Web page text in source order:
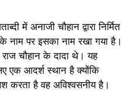
में अनाजी चौहान द्वारा निर्मित
पर इसका नाम रखा गया है।
राज चौहान के दादा थे। यह
एक आदर्श स्थान है क्योंकि
करता है वह अविश्वसनीय है।